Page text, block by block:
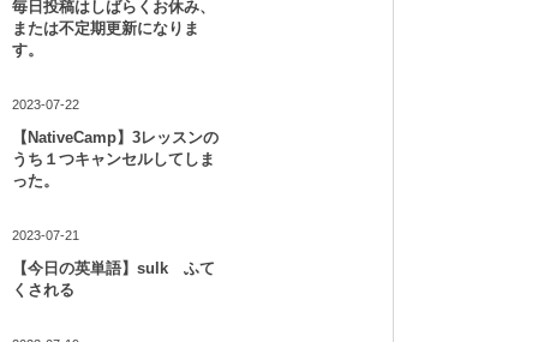
毎日投稿はしばらくお休み、
または不定期更新になりま
す。
2023-07-22
【NativeCamp】3レッスンの
うち１つキャンセルしてしま
った。
2023-07-21
【今日の英単語】sulk ふて
くされる